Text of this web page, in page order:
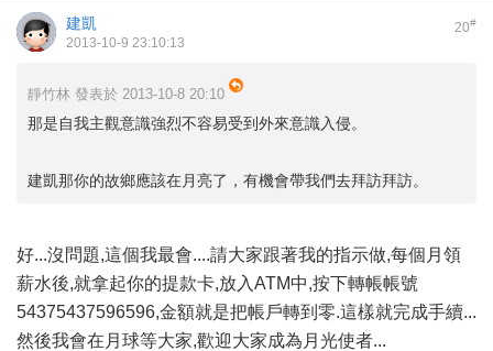
20#
建凱
2013-10-9 23:10:13
靜竹林 發表於 2013-10-8 20:10
那是自我主觀意識強烈不容易受到外來意識入侵。
建凱那你的故鄉應該在月亮了，有機會帶我們去拜訪拜訪。
好...沒問題,這個我最會....請大家跟著我的指示做,每個月領
薪水後,就拿起你的提款卡,放入ATM中,按下轉帳帳號
54375437596596,金額就是把帳戶轉到零.這樣就完成手續...
然後我會在月球等大家,歡迎大家成為月光使者...